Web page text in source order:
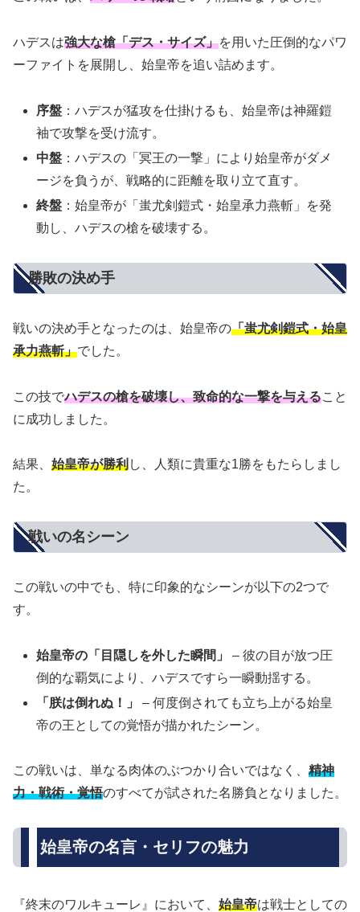
ハデスは強大な槍「デス・サイズ」を用いた圧倒的なパワ
ーファイトを展開し、始皇帝を追い詰めます。
序盤 ：ハデスが猛攻を仕掛けるも、始皇帝は神羅鎧
袖で攻撃を受け流す。
中盤 ：ハデスの「冥王の一撃」により始皇帝がダメ
ージを負うが、戦略的に距離を取り立て直す。
終盤 ：始皇帝が「蚩尤剣鎧式・始皇承力燕斬」を発
動し、ハデスの槍を破壊する。
勝敗の決め手
戦いの決め手となったのは、始皇帝の「蚩尤剣鎧式・始皇
承力燕斬」でした。
この技でハデスの槍を破壊し、致命的な一撃を与えること
に成功しました。
結果、 始皇帝が勝利し、人類に貴重な1勝をもたらしまし
た。
戦いの名シーン
この戦いの中でも、特に印象的なシーンが以下の2つで
す。
始皇帝の「目隠しを外した瞬間」
– 彼の目が放つ圧
倒的な覇気により、ハデスですら一瞬動揺する。
「朕は倒れぬ！」
– 何度倒されても立ち上がる始皇
帝の王としての覚悟が描かれたシーン。
この戦いは、単なる肉体のぶつかり合いではなく、 精神
力・戦術・覚悟のすべてが試された名勝負となりました。
始皇帝の名言・セリフの魅力
『終末のワルキューレ』において、 始皇帝は戦士としての